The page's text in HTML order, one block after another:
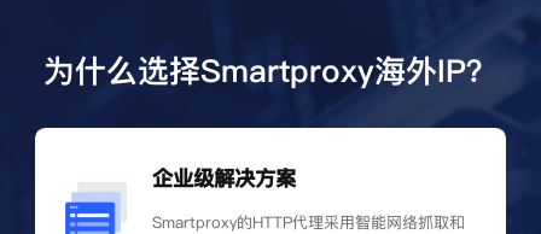
为什么选择Smartproxy海外IP？
企业级解决方案
Smartproxy的HTTP代理采用智能网络抓取和